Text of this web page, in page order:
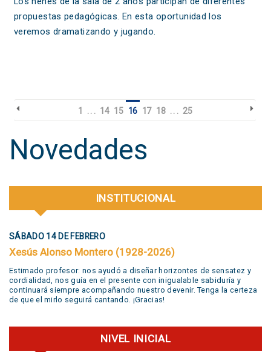
propuestas pedagógicas. En esta oportunidad los
veremos dramatizando y jugando.
1 . . . 14 15 16 17 18 . . . 25
Novedades
INSTITUCIONAL
SÁBADO 14 DE FEBRERO
Xesús Alonso Montero (1928-2026)
Estimado profesor: nos ayudó a diseñar horizontes de sensatez y
cordialidad, nos guía en el presente con inigualable sabiduría y
continuará siempre acompañando nuestro devenir. Tenga la certeza
de que el mirlo seguirá cantando. ¡Gracias!
NIVEL INICIAL